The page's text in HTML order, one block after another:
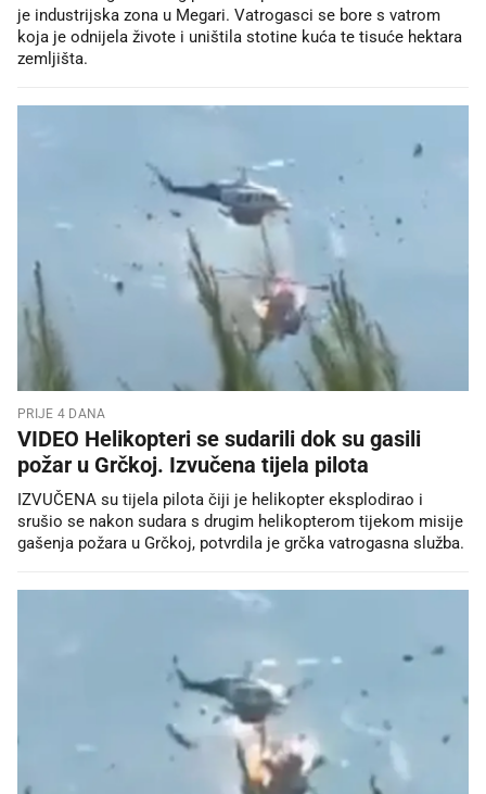
je industrijska zona u Megari. Vatrogasci se bore s vatrom
koja je odnijela živote i uništila stotine kuća te tisuće hektara
zemljišta.
PRIJE 4 DANA
VIDEO Helikopteri se sudarili dok su gasili
požar u Grčkoj. Izvučena tijela pilota
IZVUČENA su tijela pilota čiji je helikopter eksplodirao i
srušio se nakon sudara s drugim helikopterom tijekom misije
gašenja požara u Grčkoj, potvrdila je grčka vatrogasna služba.